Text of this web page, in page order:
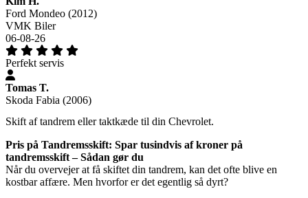
Ford Mondeo (2012)
VMK Biler
06-08-26
Perfekt servis
Tomas T.
Skoda Fabia (2006)
Skift af tandrem eller taktkæde til din Chevrolet.
Pris på Tandremsskift: Spar tusindvis af kroner på
tandremsskift – Sådan gør du
Når du overvejer at få skiftet din tandrem, kan det ofte blive en
kostbar affære. Men hvorfor er det egentlig så dyrt?